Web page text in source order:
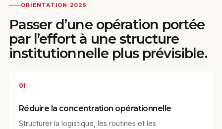
ORIENTATION 2026
Passer d’une opération portée
par l’effort à une structure
institutionnelle plus prévisible.
01
Réduire la concentration opérationnelle
Structurer la logistique, les routines et les